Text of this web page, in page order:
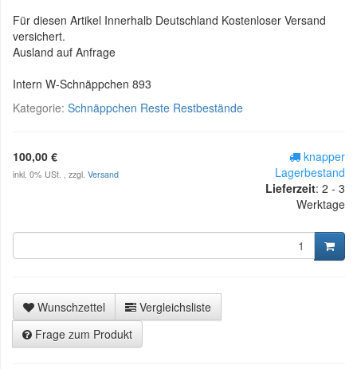
Für diesen Artikel Innerhalb Deutschland Kostenloser Versand
versichert.
Ausland auf Anfrage
Intern W-Schnäppchen 893
Kategorie: Schnäppchen Reste Restbestände
100,00 €
inkl. 0% USt. , zzgl. Versand
knapper
Lagerbestand
Lieferzeit: 2 - 3
Werktage
Wunschzettel
Vergleichsliste
Frage zum Produkt